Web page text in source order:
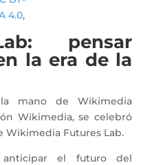
4.0,
pensar
la era de la
mano de Wikimedia
Wikimedia, se celebró
Wikimedia Futures Lab.
anticipar el futuro del